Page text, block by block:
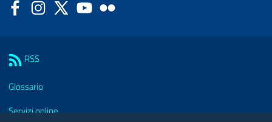
FacebookInstagram
Twitter YouTube
RSS
Glossario
Servizi online